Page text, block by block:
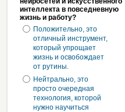
интеллекта в повседневную
жизнь и работу?
Положительно, это
отличный инструмент,
который упрощает
жизнь и освобождает
от рутины.
Нейтрально, это
просто очередная
технология, которой
нужно научиться